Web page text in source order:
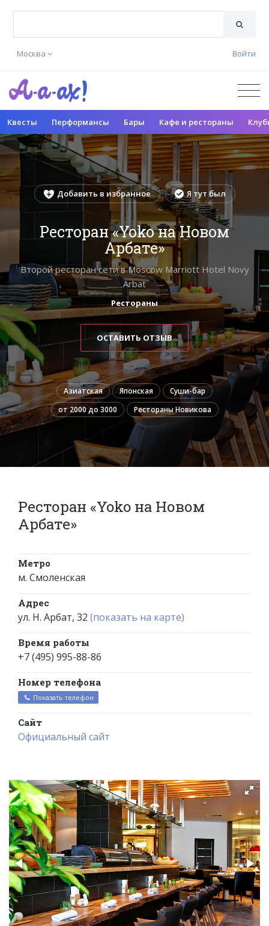
Москва Войти
Квесты Перформансы Бары Кафе и рестораны
Добавить в избранное Я тут был
Ресторан «Yoko на Новом
Арбате»
Второй ресторан сети в Moscow Marriott Hotel Novy
Arbat
Рестораны
ОСТАВИТЬ ОТЗЫВ
Азиатская Японская
Суши-бар
от 2000 до 3000
Рестораны Новикова
Ресторан «Yoko на Новом
Арбате»
Метро
м. Смоленская
Адрес
ул. Н. Арбат, 32 (показать на карте)
Время работы
+7 (495) 995-88-86
Номер телефона
Показать телефон
Сайт
Официальный сайт